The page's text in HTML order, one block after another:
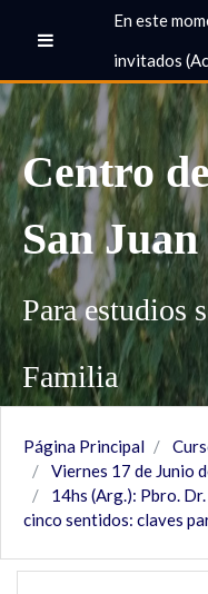
Saltar a contenido principal
En este
invitados (
Centro
San
Para estudios
Familia
Página Principal
Viernes 17 de Junio
14hs (Arg.): Pbro.
cinco sentidos: claves